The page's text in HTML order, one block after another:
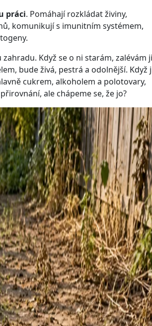
práci. Pomáhají rozkládat živiny,
komunikují s imunitním systémem,
Když se o ni starám, zalévám
bude živá, pestrá a odolnější. Když
cukrem, alkoholem a polotovary,
ale chápeme se, že jo?